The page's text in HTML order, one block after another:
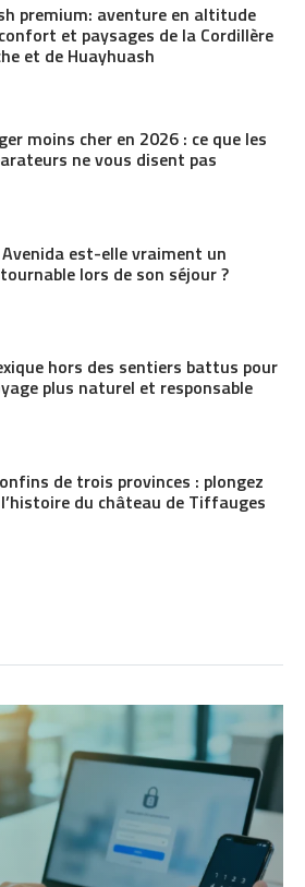
premium: aventure en altitude
et paysages de la Cordillère
et de Huayhuash
moins cher en 2026 : ce que les
ne vous disent pas
Avenida est-elle vraiment un
lors de son séjour ?
hors des sentiers battus pour
plus naturel et responsable
de trois provinces : plongez
du château de Tiffauges